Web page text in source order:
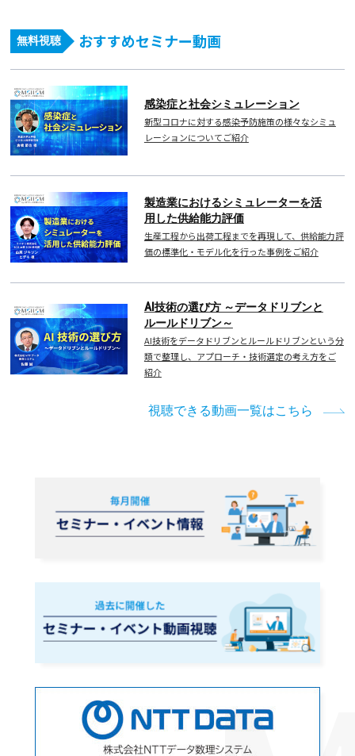
無料視聴 おすすめセミナー動画
感染症と社会シミュレーション
新型コロナに対する感染予防施策の様々なシミュ
レーションについてご紹介
製造業におけるシミュレーターを活
用した供給能力評価
生産工程から出荷工程までを再現して、供給能力評
価の標準化・モデル化を行った事例をご紹介
AI技術の選び方 ～データドリブンと
ルールドリブン～
AI技術をデータドリブンとルールドリブンという分
類で整理し、アプローチ・技術選定の考え方をご
紹介
視聴できる動画一覧はこちら